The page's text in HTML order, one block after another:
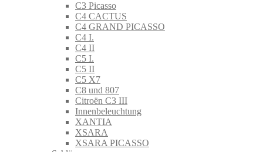
C3 Picasso
C4 CACTUS
C4 GRAND PICASSO
C4 I.
C4 II
C5 I.
C5 II
C5 X7
C8 und 807
Citroën C3 III
Innenbeleuchtung
XANTIA
XSARA
XSARA PICASSO